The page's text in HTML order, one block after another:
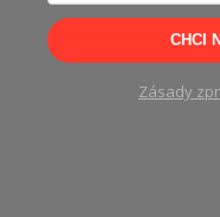
CHCI
Zásady